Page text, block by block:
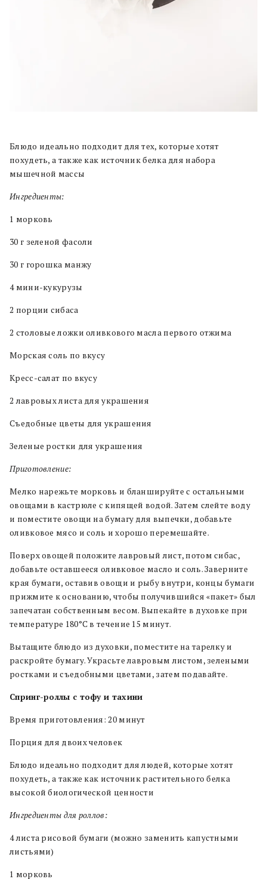
Блюдо идеально подходит для тех, которые хотят
похудеть, а также как источник белка для набора
мышечной массы
Ингредиенты:
1 морковь
30 г зеленой фасоли
30 г горошка манжу
4 мини-кукурузы
2 порции сибаса
2 столовые ложки оливкового масла первого отжима
Морская соль по вкусу
Кресс-салат по вкусу
2 лавровых листа для украшения
Съедобные цветы для украшения
Зеленые ростки для украшения
Приготовление:
Мелко нарежьте морковь и бланшируйте с остальными
овощами в кастрюле с кипящей водой. Затем слейте воду
и поместите овощи на бумагу для выпечки, добавьте
оливковое мясо и соль и хорошо перемешайте.
Поверх овощей положите лавровый лист, потом сибас,
добавьте оставшееся оливковое масло и соль. Заверните
края бумаги, оставив овощи и рыбу внутри, концы бумаги
прижмите к основанию, чтобы получившийся «пакет» был
запечатан собственным весом. Выпекайте в духовке при
температуре 180°C в течение 15 минут.
Вытащите блюдо из духовки, поместите на тарелку и
раскройте бумагу. Украсьте лавровым листом, зелеными
ростками и съедобными цветами, затем подавайте.
Спринг-роллы с тофу и тахини
Время приготовления: 20 минут
Порция для двоих человек
Блюдо идеально подходит для людей, которые хотят
похудеть, а также как источник растительного белка
высокой биологической ценности
Ингредиенты для роллов:
4 листа рисовой бумаги (можно заменить капустными
листьями)
1 морковь